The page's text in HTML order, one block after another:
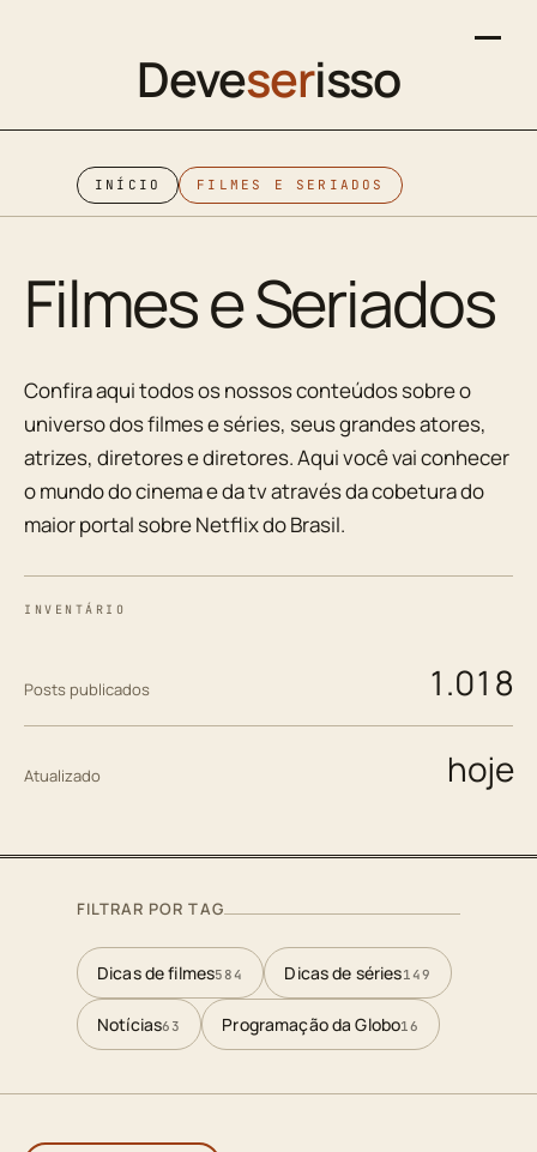
Deveserisso
INÍCIO FILMES E SERIADOS
Filmes e Seriados
Confira aqui todos os nossos conteúdos sobre o
universo dos filmes e séries, seus grandes atores,
atrizes, diretores e diretores. Aqui você vai conhecer
o mundo do cinema e da tv através da cobetura do
maior portal sobre Netflix do Brasil.
INVENTÁRIO
Posts publicados 1.018
Atualizado hoje
FILTRAR POR TAG
Dicas de filmes584 Dicas de séries149
Notícias63 Programação da Globo16